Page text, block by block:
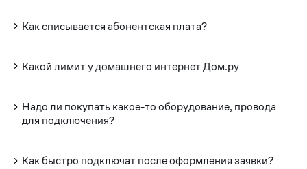
Как списывается абонентская плата?
Какой лимит у домашнего интернет Дом.ру
Надо ли покупать какое-то оборудование, провода
для подключения?
Как быстро подключат после оформления заявки?